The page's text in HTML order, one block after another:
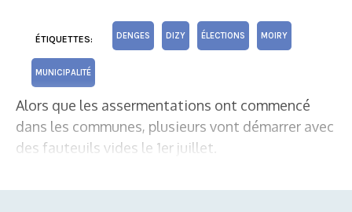
ÉTIQUETTES: DENGES DIZY ÉLECTIONS MOIRY
MUNICIPALITÉ
Alors que les assermentations ont commencé
dans les communes, plusieurs vont démarrer avec
des fauteuils vides le 1er juillet.